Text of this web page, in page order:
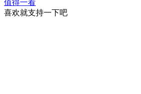
值得一看
喜欢就支持一下吧